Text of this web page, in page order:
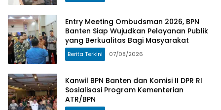
Entry Meeting Ombudsman 2026, BPN
Banten Siap Wujudkan Pelayanan Publik
yang Berkualitas Bagi Masyarakat
Berita Terkini 07/08/2026
Kanwil BPN Banten dan Komisi II DPR RI
Sosialisasi Program Kementerian
ATR/BPN